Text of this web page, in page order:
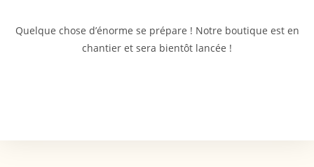
Quelque chose d’énorme se prépare ! Notre boutique est en
chantier et sera bientôt lancée !